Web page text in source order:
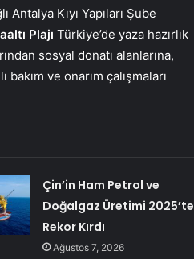
Kıyı Yapıları Şube
Plajı Türkiye’de yaza hazırlık
sosyal donatı alanlarına,
ve onarım çalışmaları
Çin’in Ham Petrol ve
Doğalgaz Üretimi 2025’te
Rekor Kırdı
Ağustos 7, 2026